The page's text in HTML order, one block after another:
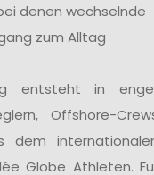
denen wechselnde
zum Alltag
entsteht in
Offshore-
dem
Globe Athleten.